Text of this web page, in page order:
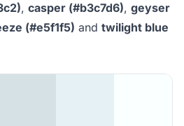
, casper (#b3c7d6), geyser
(#e5f1f5) and twilight blue